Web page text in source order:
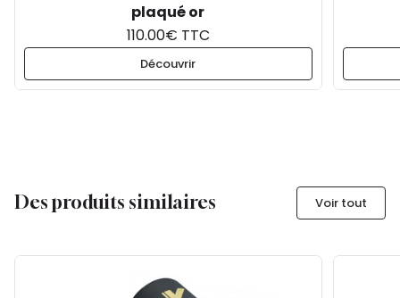
plaqué or
110.00€ TTC
Découvrir
Des produits similaires Voir tout